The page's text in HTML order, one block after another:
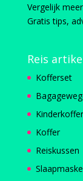
Vergelijk
Gratis tips,
Reis
Kofferset
Kinderkoffer
Koffer
Reiskussen